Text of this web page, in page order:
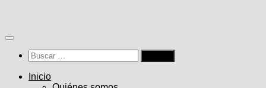
contenido
Buscar:
Inicio